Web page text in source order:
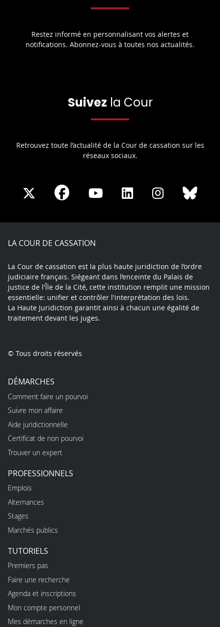
Restez informé en personnalisant vos alertes et
notifications. Abonnez-vous à toutes nos actualités.
Suivez la Cour
Retrouvez toute l’actualité de la Cour de cassation sur les
réseaux sociaux.
Share
X
Share
Facebook
Share
Youtube
Share
LinkedIn
Share
Instagram
LA COUR DE CASSATION
La Cour de cassation est la plus haute juridiction de l’ordre
judiciaire français. Siégeant dans l’enceinte du Palais de
justice de l'Île de la Cité, cette institution remplit une mission
essentielle: unifier et contrôler l'interprétation des lois.
La Haute Juridiction garantit ainsi à chacun une égalité de
traitement devant les juges.
© Tous droits réservés
DÉMARCHES
Comment faire un pourvoi
Suivre mon affaire
Aide juridictionnelle
Certificat de non pourvoi
Trouver un expert
PROFESSIONNELS
Emplois
Alternances
Stages
Marchés publics
TUTORIELS
Premiers pas
Faire une recherche
Agenda et inscriptions
Mon compte personnel
Mes démarches en ligne